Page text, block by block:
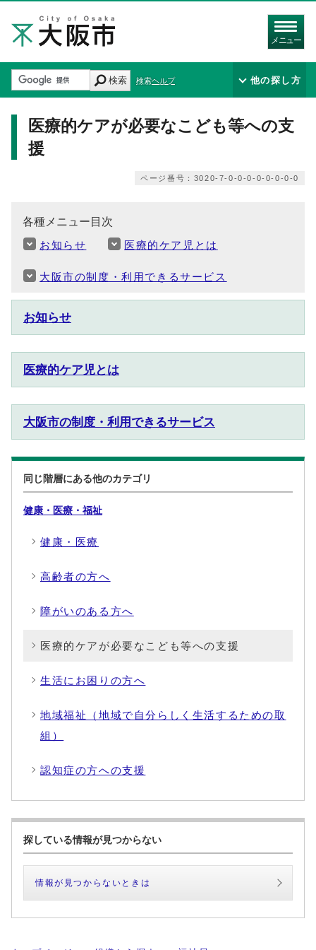
メニュー
検索 検索ヘルプ 他の探し方
医療的ケアが必要なこども等への支
援
ページ番号：3020-7-0-0-0-0-0-0-0-0
各種メニュー目次
お知らせ 医療的ケア児とは
大阪市の制度・利用できるサービス
お知らせ
医療的ケア児とは
大阪市の制度・利用できるサービス
同じ階層にある他のカテゴリ
健康・医療・福祉
健康・医療
高齢者の方へ
障がいのある方へ
医療的ケアが必要なこども等への支援
生活にお困りの方へ
地域福祉（地域で自分らしく生活するための取
組）
認知症の方への支援
探している情報が見つからない
情報が見つからないときは